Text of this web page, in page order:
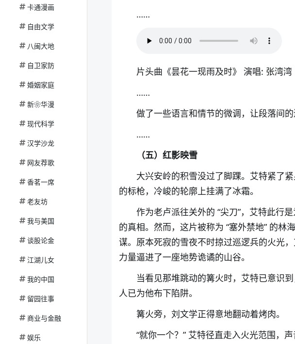
卡通漫画
自由文学
八闽大地
自卫家防
婚姻家庭
新❀华漫
现代科学
汉学沙龙
网友荐歌
香茗一席
老友坊
我与美国
谈股论金
江湖儿女
我的中国
留园往事
商业与金融
娱乐
……
片头曲 《昙花一现雨及时》 演唱: 张湾湾
……
做了一些语言和情节的微调，让段落间
……
（五）红影映雪
大兴安岭的积雪没过了脚踝。艾特紧了紧
的标枪，冷峻的轮廓上挂满了冰霜。
作为老卢派往关外的 “尖刀”，艾特此行
的真相。然而，这片被称为 “塞外禁地” 的林
谋。原本死寂的雪夜不时掠过巡逻兵的火光
力量逼进了一座地势诡谲的山谷。
当看见那堆跳动的篝火时，艾特已意识
人已为他布下陷阱。
篝火旁，刘文学正得意地翻动着烤肉。
“就你一个？” 艾特径直走入火光范围，声